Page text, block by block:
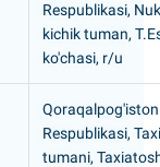
Respublikasi,
kichik tuman,
ko'chasi, r/u
Qoraqalpog'iston
Respublikasi,
tumani,